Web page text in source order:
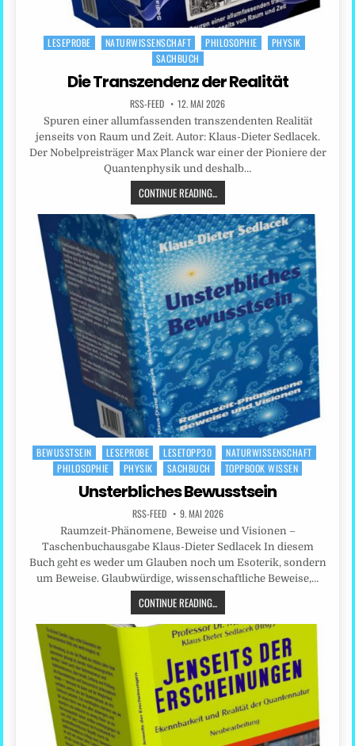
Posted
LESEPROBE NATURWISSENSCHAFT PHILOSOPHIE
PHYSIK
SACHBUCH
Die Transzendenz der Realität
RSS-FEED 12. MAI 2026
Spuren einer allumfassenden transzendenten Realität
jenseits von Raum und Zeit. Autor: Klaus-Dieter Sedlacek.
Der Nobelpreisträger Max Planck war einer der Pioniere der
Quantenphysik und deshalb…
CONTINUE READING...
Posted
BEWUSSTSEIN LESEPROBE LESETOPP30
NATURWISSENSCHAFT
PHILOSOPHIE
PHYSIK SACHBUCH TOPPBOOK WISSEN
Unsterbliches Bewusstsein
RSS-FEED 9. MAI 2026
Raumzeit-Phänomene, Beweise und Visionen –
Taschenbuchausgabe Klaus-Dieter Sedlacek In diesem
Buch geht es weder um Glauben noch um Esoterik, sondern
um Beweise. Glaubwürdige, wissenschaftliche Beweise,…
CONTINUE READING...